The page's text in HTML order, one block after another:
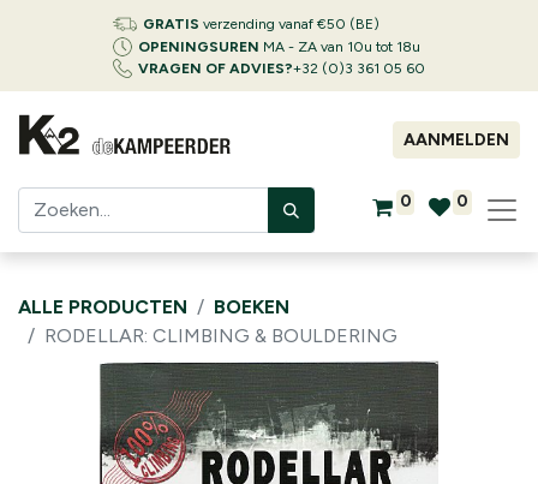
GRATIS verzending vanaf €50 (BE)
OPENINGSUREN MA - ZA van 10u tot 18u
VRAGEN OF ADVIES?+32 (0)3 361 05 60
AANMELDEN
0 0
ALLE PRODUCTEN
BOEKEN
RODELLAR: CLIMBING & BOULDERING